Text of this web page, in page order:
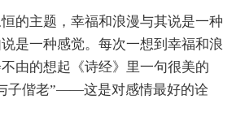
主题，幸福和浪漫与其说是一种
是一种感觉。每次一想到幸福和浪
由的想起《诗经》里一句很美的
子偕老”——这是对感情最好的诠